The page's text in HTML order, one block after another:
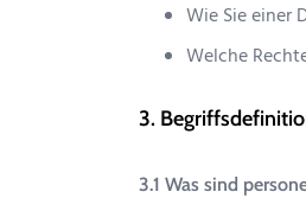
Wie Sie einer
Welche
Was sind